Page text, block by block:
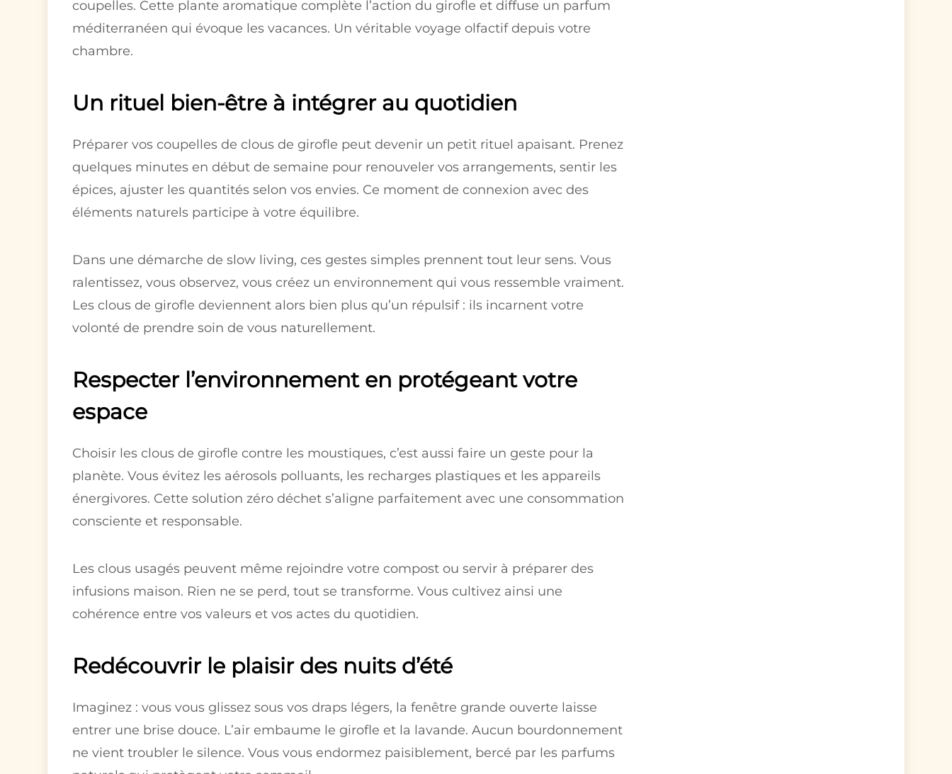
coupelles. Cette plante aromatique complète l’action du girofle et diffuse un parfum
méditerranéen qui évoque les vacances. Un véritable voyage olfactif depuis votre
chambre.
Un rituel bien-être à intégrer au quotidien
Préparer vos coupelles de clous de girofle peut devenir un petit rituel apaisant. Prenez
quelques minutes en début de semaine pour renouveler vos arrangements, sentir les
épices, ajuster les quantités selon vos envies. Ce moment de connexion avec des
éléments naturels participe à votre équilibre.
Dans une démarche de slow living, ces gestes simples prennent tout leur sens. Vous
ralentissez, vous observez, vous créez un environnement qui vous ressemble vraiment.
Les clous de girofle deviennent alors bien plus qu’un répulsif : ils incarnent votre
volonté de prendre soin de vous naturellement.
Respecter l’environnement en protégeant votre
espace
Choisir les clous de girofle contre les moustiques, c’est aussi faire un geste pour la
planète. Vous évitez les aérosols polluants, les recharges plastiques et les appareils
énergivores. Cette solution zéro déchet s’aligne parfaitement avec une consommation
consciente et responsable.
Les clous usagés peuvent même rejoindre votre compost ou servir à préparer des
infusions maison. Rien ne se perd, tout se transforme. Vous cultivez ainsi une
cohérence entre vos valeurs et vos actes du quotidien.
Redécouvrir le plaisir des nuits d’été
Imaginez : vous vous glissez sous vos draps légers, la fenêtre grande ouverte laisse
entrer une brise douce. L’air embaume le girofle et la lavande. Aucun bourdonnement
ne vient troubler le silence. Vous vous endormez paisiblement, bercé par les parfums